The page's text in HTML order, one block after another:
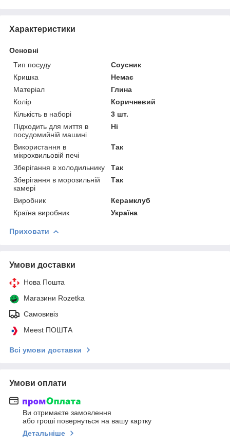
Характеристики
Основні
Тип посуду
Соусник
Кришка
Немає
Матеріал
Глина
Колір
Коричневий
Кількість в наборі
3 шт.
Підходить для миття в
посудомийній машині
Ні
Використання в
мікрохвильовій печі
Так
Зберігання в холодильнику
Так
Зберігання в морозильній
камері
Так
Виробник
Керамклуб
Країна виробник
Україна
Приховати
Умови доставки
Нова Пошта
Магазини Rozetka
Самовивіз
Meest ПОШТА
Всі умови доставки
Умови оплати
Ви отримаєте замовлення
або гроші повернуться на вашу картку
Детальніше